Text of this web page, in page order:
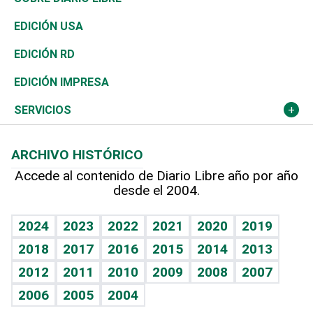
Reportajes
África
Ocenanía
Caribe
Resto del mundo
Vivienda
Telecom.
Global y variable
Economía personal
Buena Vida
Sociales
Novedades
Podcast Arte Libre
Hablando con el pediatra
Vida y familia
Eñe
Celebrando la vida
Sin complejos
Ciclismo
Tenis
Olimpismo
Más deportes
Línea de hit
TBT Deportivo
En Directo
El Espía
Noticiero Poteleche
Columnistas
Más firmas
Tecnología
Historia
Martes de tecnología
Cambio climático
Economía
Revista
Deportes
Opinión
Hecho en casa
Guía del dinero
EDICIÓN USA
EDICIÓN RD
EDICIÓN IMPRESA
SERVICIOS
Cumpleaños
Horóscopos
Crucigramas
ARCHIVO HISTÓRICO
Accede al contenido de Diario Libre año por año
desde el 2004.
2024 2023 2022 2021 2020
2019
2018
2017 2016 2015 2014
2013
2012
2011 2010 2009 2008
2007
2006
2005 2004